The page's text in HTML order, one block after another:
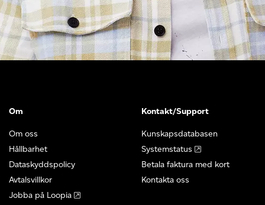
Om
Om oss
Hållbarhet
Dataskyddspolicy
Avtalsvillkor
Jobba på Loopia
Kontakt/Support
Kunskapsdatabasen
Systemstatus
Betala faktura med kort
Kontakta oss